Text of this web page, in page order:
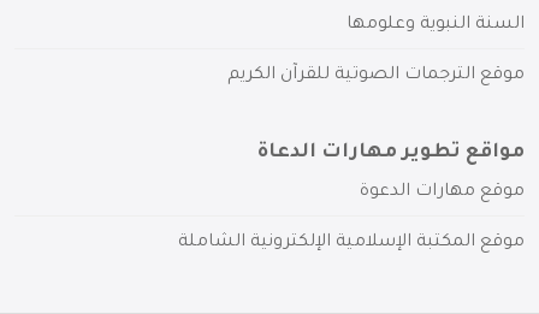
السنة النبوية وعلومها
موقع الترجمات الصوتية للقرآن الكريم
مواقع تطوير مهارات الدعاة
موقع مهارات الدعوة
موقع المكتبة الإسلامية الإلكترونية الشاملة